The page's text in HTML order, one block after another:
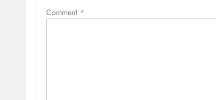
Comment *